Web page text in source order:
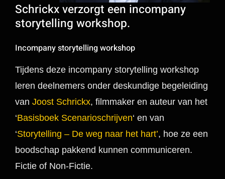
Schrickx verzorgt een incompany
storytelling workshop.
Incompany storytelling workshop
Tijdens deze incompany storytelling workshop
leren deelnemers onder deskundige begeleiding
van Joost Schrickx, filmmaker en auteur van het
‘Basisboek Scenarioschrijven‘ en van
‘Storytelling – De weg naar het hart’, hoe ze een
boodschap pakkend kunnen communiceren.
Fictie of Non-Fictie.